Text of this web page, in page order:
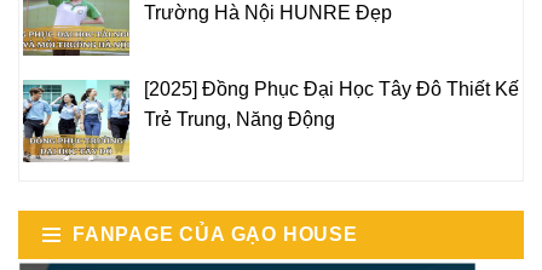
Trường Hà Nội HUNRE Đẹp
[2025] Đồng Phục Đại Học Tây Đô Thiết Kế
Trẻ Trung, Năng Động
FANPAGE CỦA GẠO HOUSE